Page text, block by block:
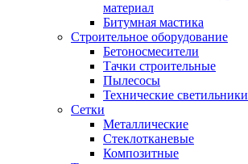
материал
Битумная мастика
Строительное оборудование
Бетоносмесители
Тачки строительные
Пылесосы
Технические светильники
Сетки
Металлические
Стеклотканевые
Композитные